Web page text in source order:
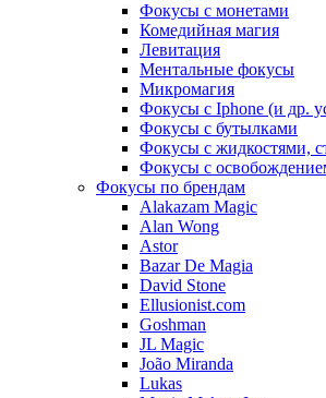
Фокусы с монетами
Комедийная магия
Левитация
Ментальные фокусы
Микромагия
Фокусы с Iphone (и др.
Фокусы с бутылками
Фокусы с жидкостями,
Фокусы с
Фокусы по брендам
Alakazam Magic
Alan Wong
Astor
Bazar De Magia
David Stone
Ellusionist.com
Goshman
JL Magic
João Miranda
Lukas